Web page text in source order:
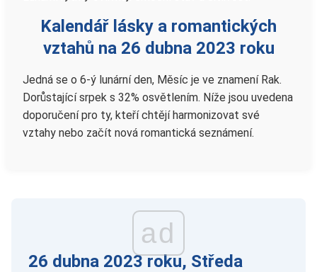
Kalendář lásky a romantických
vztahů na 26 dubna 2023 roku
Jedná se o 6-ý lunární den, Měsíc je ve znamení Rak.
Dorůstající srpek s 32% osvětlením. Níže jsou uvedena
doporučení pro ty, kteří chtějí harmonizovat své
vztahy nebo začít nová romantická seznámení.
ad
26 dubna 2023 roku, Středa